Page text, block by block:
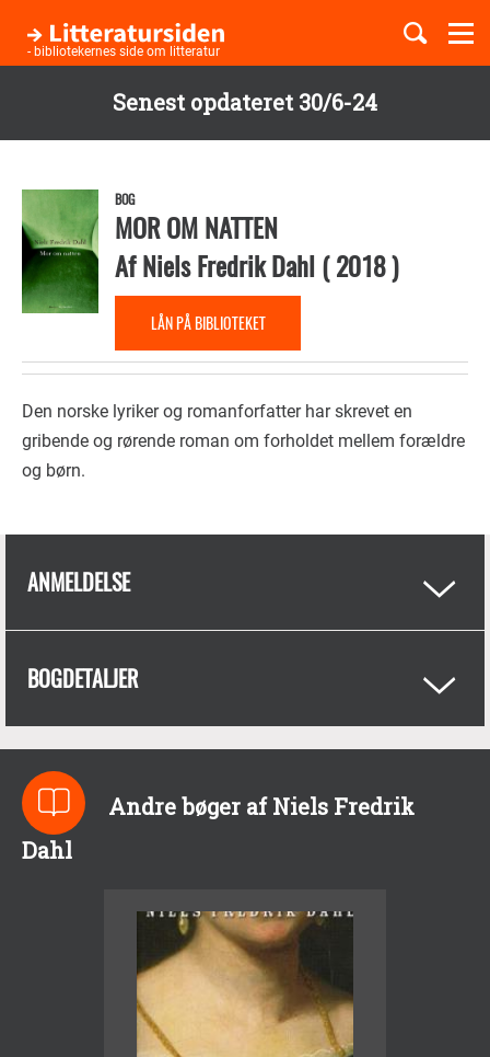
Senest opdateret 30/6-24
hovedindhold
- bibliotekernes side om litteratur
Børnebøger
Temaer
BOG
MOR OM NATTEN
AfNiels Fredrik Dahl (2018)
LÅN PÅ BIBLIOTEKET
Den norske lyriker og romanforfatter har skrevet en
gribende og rørende roman om forholdet mellem forældre
og børn.
ANMELDELSE
BOGDETALJER
Andre bøger af Niels Fredrik
Dahl